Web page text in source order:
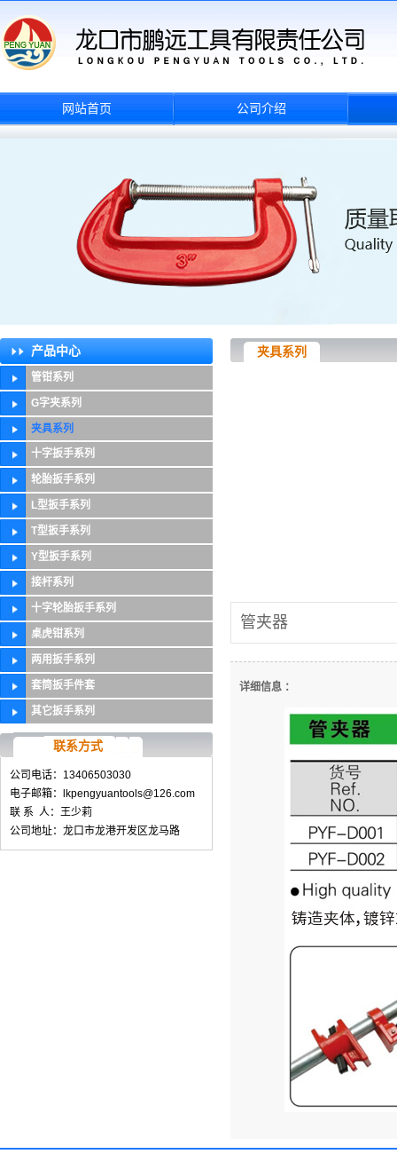
网站首页 公司介绍
产品中心
管钳系列
G字夹系列
夹具系列
十字扳手系列
轮胎扳手系列
L型扳手系列
T型扳手系列
Y型扳手系列
接杆系列
十字轮胎扳手系列
桌虎钳系列
两用扳手系列
套筒扳手件套
其它扳手系列
联系方式
公司电话：13406503030
电子邮箱：lkpengyuantools@126.com
联 系 人：王少莉
公司地址：龙口市龙港开发区龙马路
夹具系列
管夹器
详细信息 ：